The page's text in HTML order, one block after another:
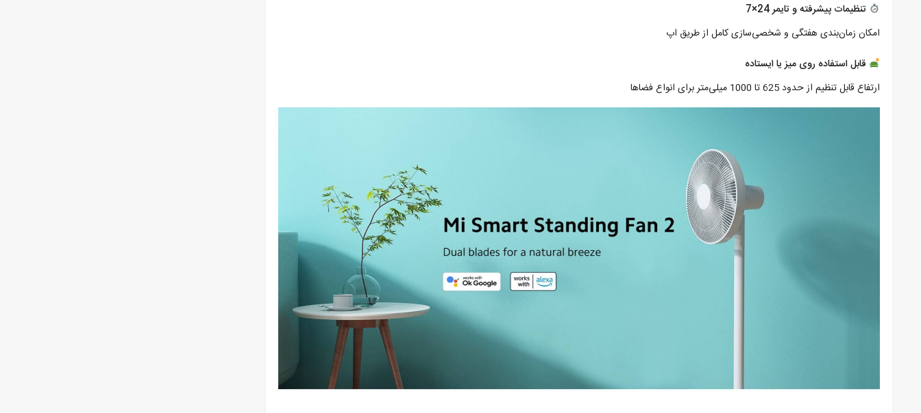
تنظیمات پیشرفته و تایمر 24×7
امکان زمان‌بندی هفتگی و شخصی‌سازی کامل از طریق اپ
قابل استفاده روی میز یا ایستاده
ارتفاع قابل تنظیم از حدود 625 تا 1000 میلی‌متر برای انواع فضاها